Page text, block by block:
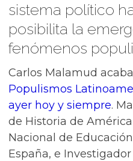
sistema político
posibilita la
fenómenos
Carlos Malamud
Populismos
ayer hoy y siempre.
de Historia de
Nacional de
España, e